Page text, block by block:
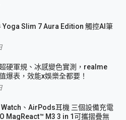
Yoga Slim 7 Aura Edition 觸控AI筆
硬軍規、冰感變色實測，realme
爆表，效能x娛樂全都要！
、AirPods耳機 三個設備充電
MagReact™ M3 3 in 1可攜摺疊無